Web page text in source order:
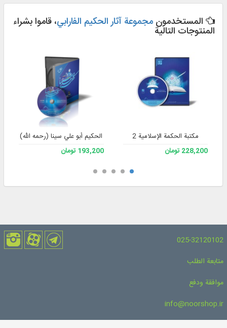
المستخدمون مجموعة آثار الحكيم الفارابي، قاموا بشراء
المنتوجات التالية
مکتبة الحکمة الإسلامیة 2
228,200 تومان
الحكيم أبو علي سينا (رحمه الله)
193,200 تومان
025-32120102
متابعة الطلب
موافقة ودفع
info@noorshop.ir